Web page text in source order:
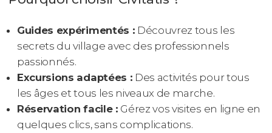
Guides expérimentés : Découvrez tous les
secrets du village avec des professionnels
passionnés.
Excursions adaptées : Des activités pour tous
les âges et tous les niveaux de marche.
Réservation facile : Gérez vos visites en ligne en
quelques clics, sans complications.